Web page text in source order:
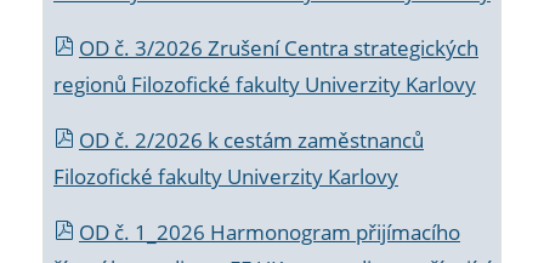
OD č. 3/2026 Zrušení Centra strategických
regionů Filozofické fakulty Univerzity Karlovy
OD č. 2/2026 k cestám zaměstnanců
Filozofické fakulty Univerzity Karlovy
OD č. 1_2026 Harmonogram přijímacího